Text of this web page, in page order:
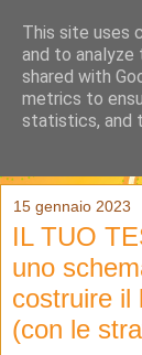
15 gennaio 2023
IL TUO
uno
costruire il
(con le
This site uses
and to analyze
shared with
metrics to
statistics, and